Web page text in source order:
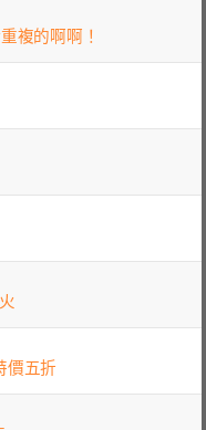
複的啊啊！
價五折